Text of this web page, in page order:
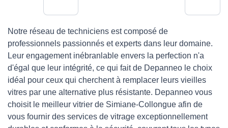
Notre réseau de techniciens est composé de
professionnels passionnés et experts dans leur domaine.
Leur engagement inébranlable envers la perfection n'a
d'égal que leur intégrité, ce qui fait de Depanneo le choix
idéal pour ceux qui cherchent à remplacer leurs vieilles
vitres par une alternative plus résistante. Depanneo vous
choisit le meilleur vitrier de Simiane-Collongue afin de
vous fournir des services de vitrage exceptionnellement